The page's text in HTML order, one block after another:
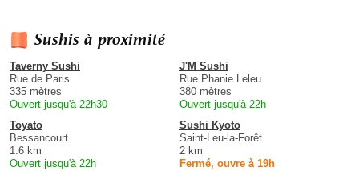
Sushis à proximité
Taverny Sushi
Rue de Paris
335 mètres
Ouvert jusqu'à 22h30
J'M Sushi
Rue Phanie Leleu
380 mètres
Ouvert jusqu'à 22h
Toyato
Bessancourt
1.6 km
Ouvert jusqu'à 22h
Sushi Kyoto
Saint-Leu-la-Forêt
2 km
Fermé, ouvre à 19h